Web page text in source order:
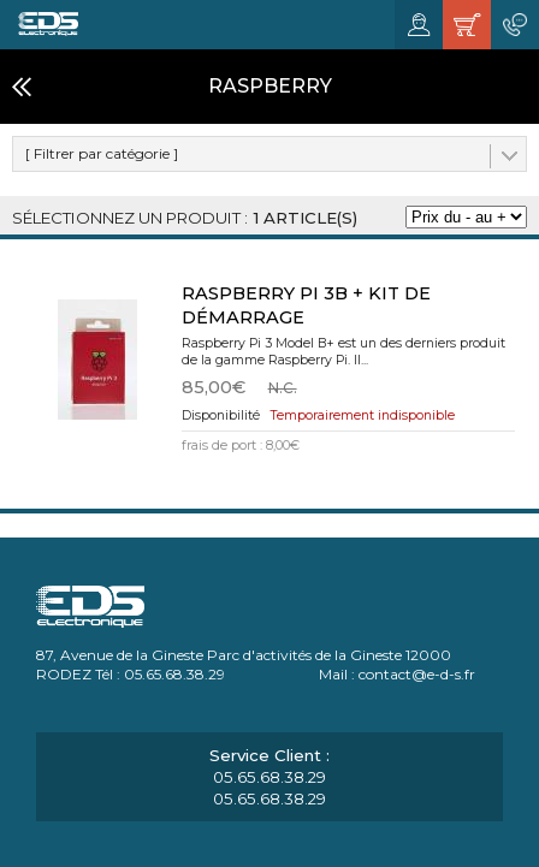
RASPBERRY
[ Filtrer par catégorie ]
1 ARTICLE(S)
RASPBERRY PI 3B + KIT DE
DÉMARRAGE
Raspberry Pi 3 Model B+ est un des derniers produit
de la gamme Raspberry Pi. Il...
85,00€ N.C.
Temporairement indisponible
frais de port : 8,00€
87, Avenue de la Gineste Parc d'activités de la Gineste 12000
RODEZ Tél : 05.65.68.38.29 Mail : contact@e-d-s.fr
05.65.68.38.29
05.65.68.38.29